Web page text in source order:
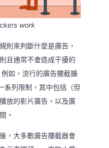
work
則來判斷什麼是廣告，
且通常不會造成干擾的
如，流行的廣告攔截擴
系列限制，其中包括（但
放的影片廣告，以及廣
。
，大多數廣告攔截器會